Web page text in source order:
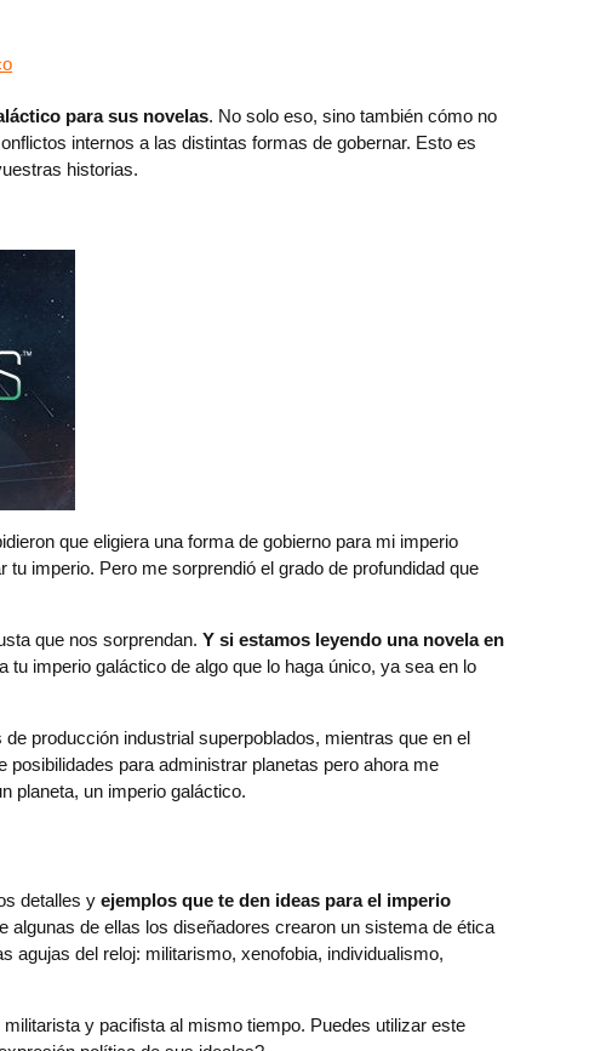
para sus novelas. No solo eso, sino también cómo no
internos a las distintas formas de gobernar. Esto es
historias.
que eligiera una forma de gobierno para mi imperio
imperio. Pero me sorprendió el grado de profundidad que
que nos sorprendan.Y si estamos leyendo una novela en
tu imperio galáctico de algo que lo haga único, ya sea en lo
de producción industrial superpoblados, mientras que en el
para administrar planetas pero ahora me
planeta, un imperio galáctico.
detalles yejemplos que te den ideas para el imperio
de ellas los diseñadores crearon un sistema de ética
agujas del reloj: militarismo, xenofobia, individualismo,
y pacifista al mismo tiempo. Puedes utilizar este